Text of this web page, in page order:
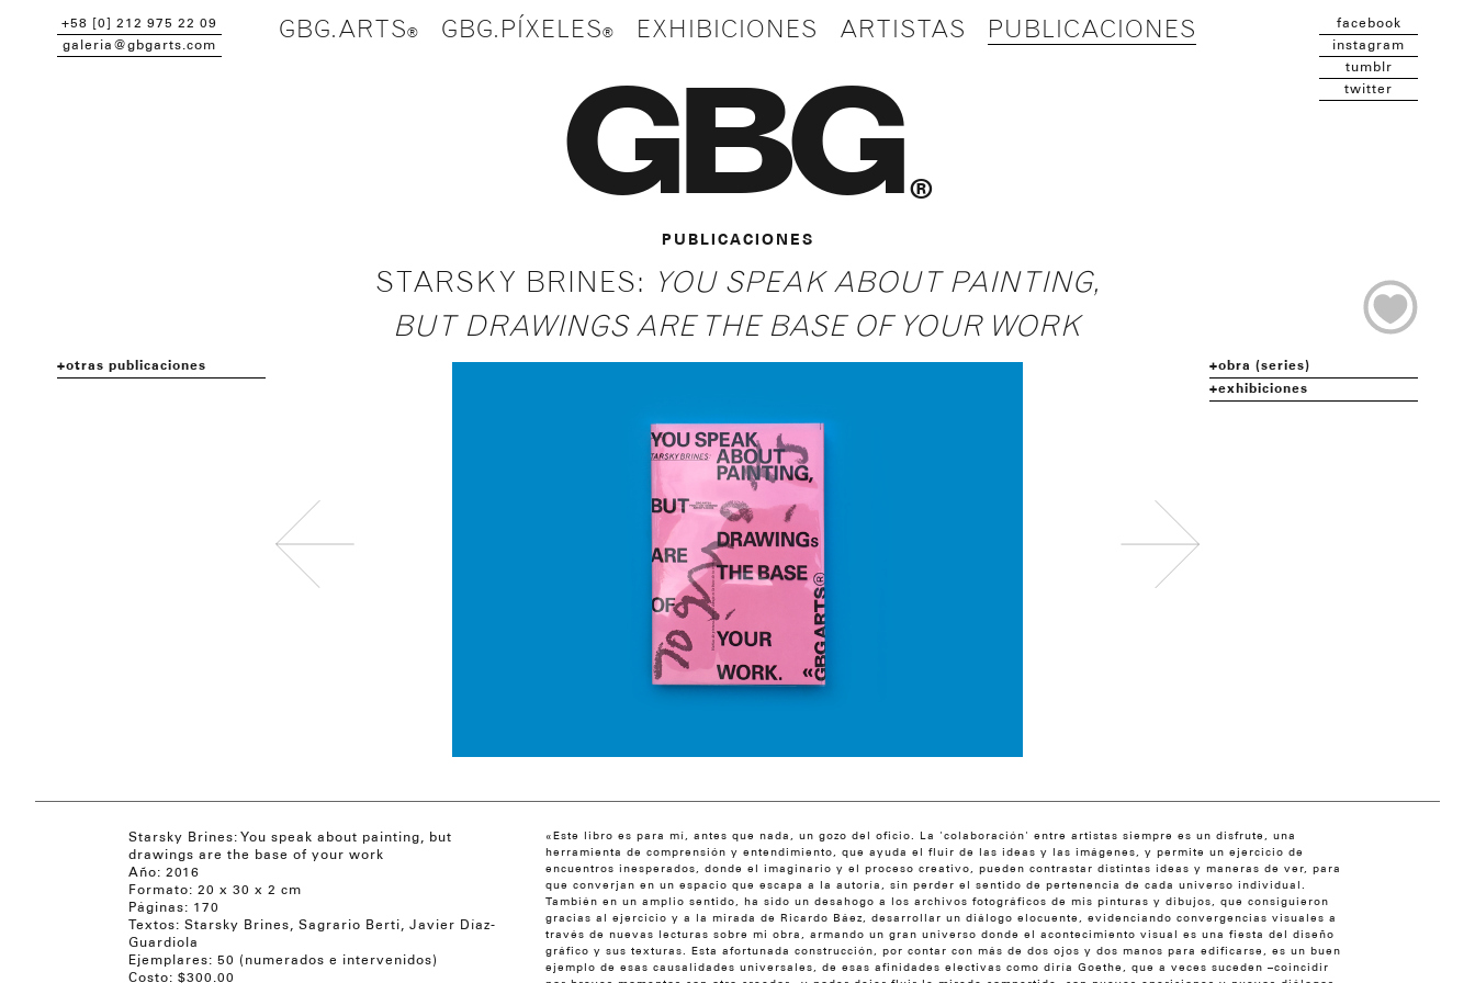
+58 [0] 212 975 22 09
galeria@gbgarts.com
GBG.ARTS GBG.PÍXELES EXHIBICIONES ARTISTAS PUBLICACIONES
facebook
instagram
tumblr
twitter
GBG ®
obra (series)
exhibiciones
otras publicaciones
PUBLICACIONES
STARSKY BRINES:
YOU SPEAK ABOUT PAINTING,
BUT DRAWINGS ARE THE BASE OF YOUR WORK
Starsky Brines: You speak about painting, but
drawings are the base of your work
Año: 2016
Formato: 20 x 30 x 2 cm
Páginas: 170
Textos: Starsky Brines, Sagrario Berti, Javier Díaz-
Guardiola
Ejemplares: 50 (numerados e intervenidos)
Costo: $300.00
«Este libro es para mí, antes que nada, un gozo del oficio. La 'colaboración' entre artistas siempre es un disfrute, una
herramienta de comprensión y entendimiento, que ayuda el fluir de las ideas y las imágenes, y permite un ejercicio de
encuentros inesperados, donde el imaginario y el proceso creativo, pueden contrastar distintas ideas y maneras de ver, para
que converjan en un espacio que escapa a la autoría, sin perder el sentido de pertenencia de cada universo individual.
También en un amplio sentido, ha sido un desahogo a los archivos fotográficos de mis pinturas y dibujos, que consiguieron
gracias al ejercicio y a la mirada de Ricardo Báez, desarrollar un diálogo elocuente, evidenciando convergencias visuales a
través de nuevas lecturas sobre mi obra, armando un gran universo donde el acontecimiento visual es una fiesta del diseño
gráfico y sus texturas. Esta afortunada construcción, por contar con más de dos ojos y dos manos para edificarse, es un buen
ejemplo de esas causalidades universales, de esas afinidades electivas como diría Goethe, que a veces suceden –coincidir